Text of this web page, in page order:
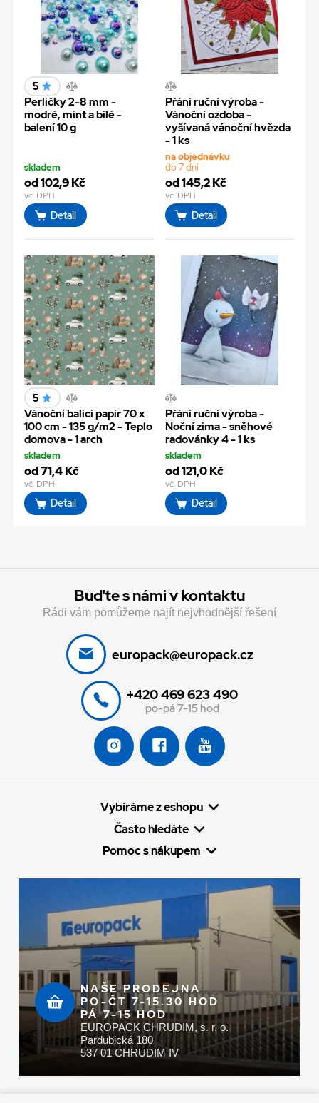
5
Perličky 2-8 mm -
modré, mint a bílé -
balení 10 g
skladem
od 102,9 Kč
vč. DPH
Detail
Přání ruční výroba -
Vánoční ozdoba -
vyšívaná vánoční hvězda
- 1 ks
na objednávku
do 7 dní
od 145,2 Kč
vč. DPH
Detail
5
Vánoční balicí papír 70 x
100 cm - 135 g/m2 - Teplo
domova - 1 arch
skladem
od 71,4 Kč
vč. DPH
Detail
Přání ruční výroba -
Noční zima - sněhové
radovánky 4 - 1 ks
skladem
od 121,0 Kč
vč. DPH
Detail
Buďte s námi v kontaktu
Rádi vám pomůžeme najít nejvhodnější řešení
europack@europack.cz
+420 469 623 490
po-pá 7-15 hod
Vybíráme z eshopu
Často hledáte
Pomoc s nákupem
NAŠE PRODEJNA
PO-ČT 7-15.30 HOD
PÁ 7-15 HOD
EUROPACK CHRUDIM, s. r. o.
Pardubická 180
537 01 CHRUDIM IV